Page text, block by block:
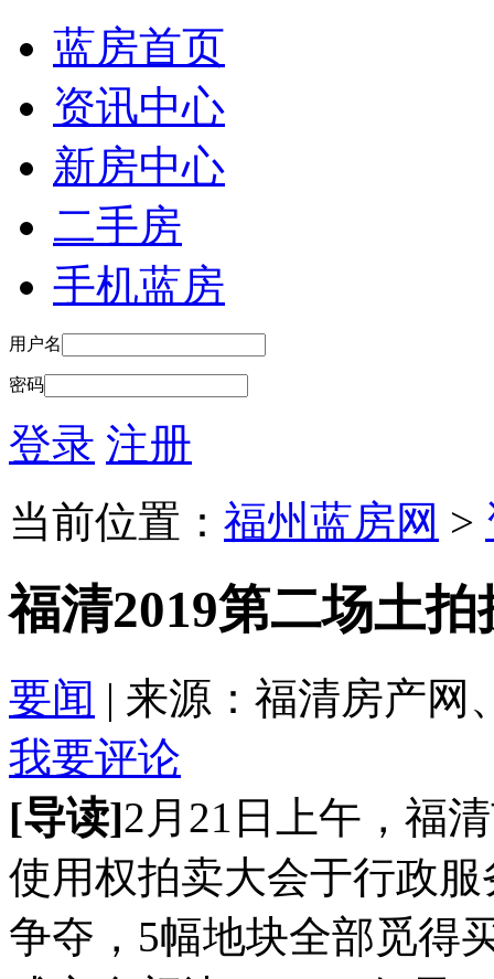
蓝房首页
资讯中心
新房中心
二手房
手机蓝房
用户名
密码
登录 注册
当前位置： 福州蓝房网 >
福清2019第二场土拍
要闻 | 来源：福清房产网
我要评论
[导读]2月21日上午，福
使用权拍卖大会于行政
争夺，5幅地块全部觅得